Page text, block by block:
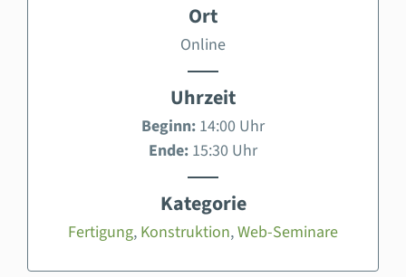
Ort
Online
Uhrzeit
Beginn: 14:00 Uhr
Ende: 15:30 Uhr
Kategorie
Fertigung, Konstruktion,Web-Seminare